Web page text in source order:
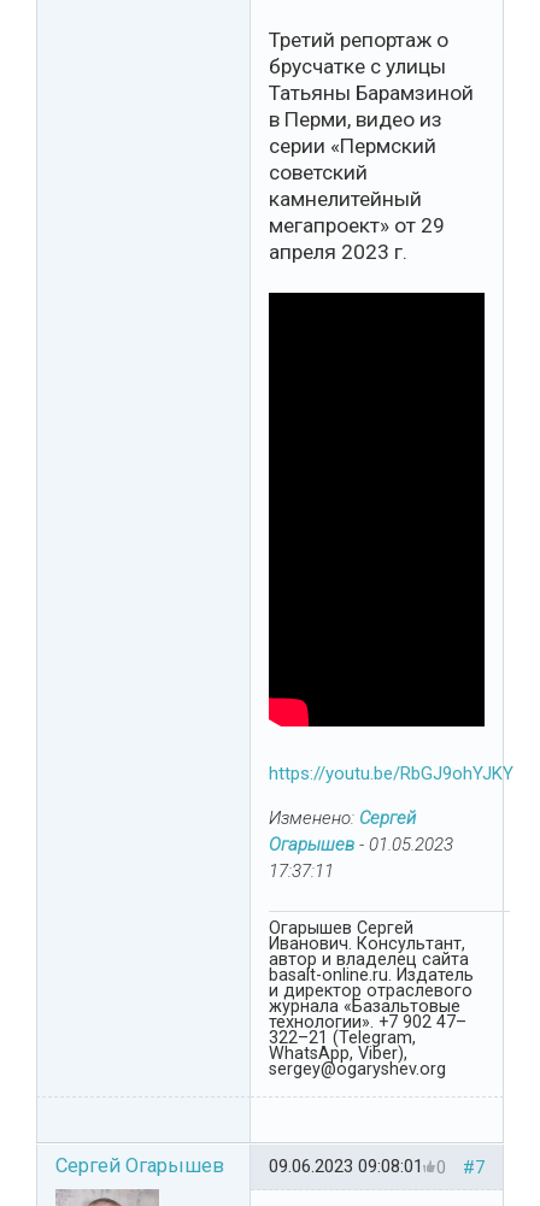
Третий репортаж о
брусчатке с улицы
Татьяны Барамзиной
в Перми, видео из
серии «Пермский
советский
камнелитейный
мегапроект» от 29
апреля 2023 г.
https://youtu.be/RbGJ9ohYJKY
Изменено: Сергей
Огарышев - 01.05.2023
17:37:11
Огарышев Сергей
Иванович. Консультант,
автор и владелец сайта
basalt-online.ru. Издатель
и директор отраслевого
журнала «Базальтовые
технологии». +7 902 47–
322–21 (Telegram,
WhatsApp, Viber),
sergey@ogaryshev.org
Сергей Огарышев #7
0
09.06.2023 09:08:01